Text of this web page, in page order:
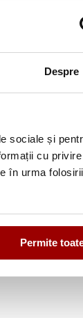
Despre
sociale și
cu
în urma
Permite